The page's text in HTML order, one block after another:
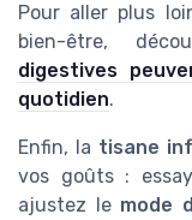
Pour aller plus
bien-être,
digestives
quotidien.
Enfin, la tisane
vos goûts :
ajustez le mode